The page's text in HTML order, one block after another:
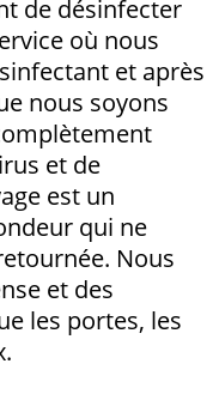
de désinfecter
où nous
et après
nous soyons
et de
est un
qui ne
Nous
et des
les portes, les